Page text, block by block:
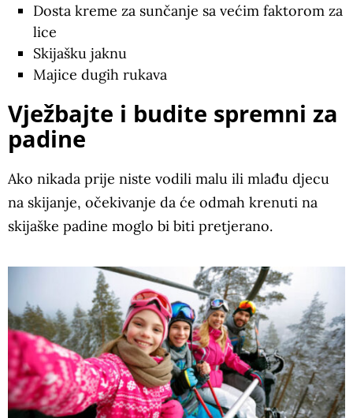
Dosta kreme za sunčanje sa većim faktorom za
lice
Skijašku jaknu
Majice dugih rukava
Vježbajte i budite spremni za
padine
Ako nikada prije niste vodili malu ili mlađu djecu
na skijanje, očekivanje da će odmah krenuti na
skijaške padine moglo bi biti pretjerano.